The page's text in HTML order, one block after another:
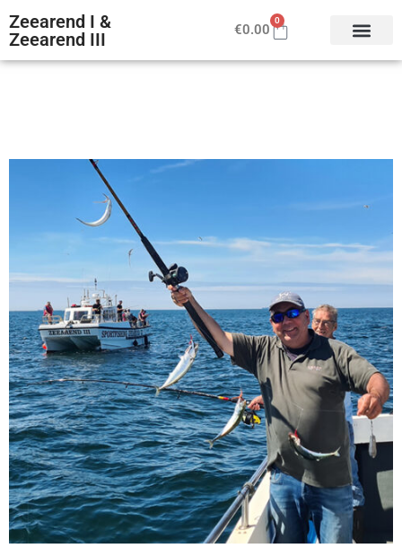
Zeearend I &
Zeearend III
€0.00
0